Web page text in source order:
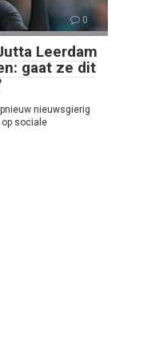
0
Leerdam
gaat ze dit
nieuwsgierig
sociale